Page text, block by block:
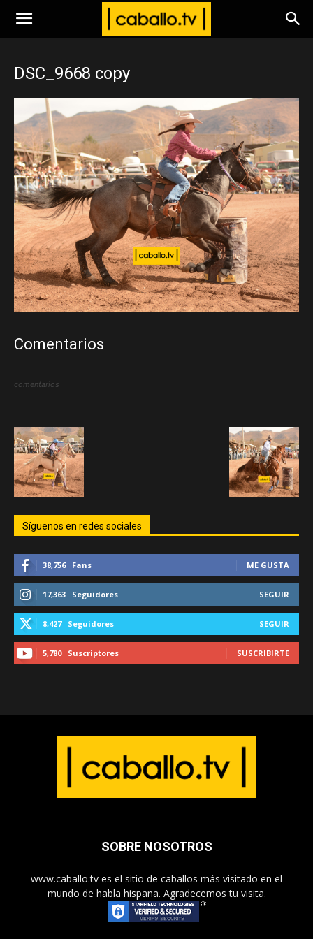
www.caballo.tv
DSC_9668 copy
Comentarios
comentarios
Síguenos en redes sociales
38,756 Fans ME GUSTA
17,363 Seguidores SEGUIR
8,427 Seguidores SEGUIR
5,780 Suscriptores SUSCRIBIRTE
SOBRE NOSOTROS
www.caballo.tv es el sitio de caballos más visitado en el
mundo de habla hispana. Agradecemos tu visita.